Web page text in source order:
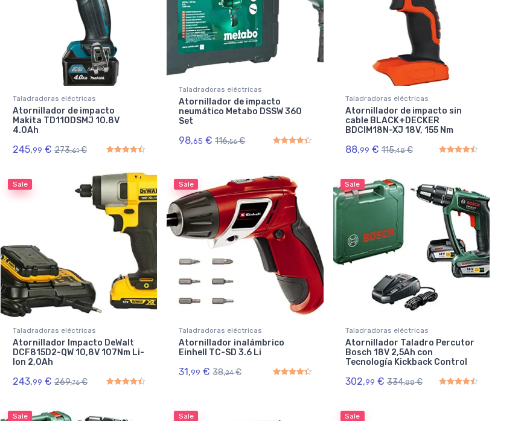
Taladradoras eléctricas
Atornillador de impacto
Makita TD110DSMJ 10.8V
4.0Ah
245,99 € 273,61 €
Taladradoras eléctricas
Atornillador de impacto
neumático Metabo DSSW 360
Set
98,65 € 116,56 €
Taladradoras eléctricas
Atornillador de impacto sin
cable BLACK+DECKER
BDCIM18N-XJ 18V, 155 Nm
88,99 € 115,48 €
Sale
Taladradoras eléctricas
Atornillador Impacto DeWalt
DCF815D2-QW 10,8V 107Nm Li-
Ion 2,0Ah
243,99 € 269,76 €
Sale
Taladradoras eléctricas
Atornillador inalámbrico
Einhell TC-SD 3.6 Li
31,99 € 38,24 €
Sale
Taladradoras eléctricas
Atornillador Taladro Percutor
Bosch 18V 2,5Ah con
Tecnología Kickback Control
302,99 € 334,88 €
Sale Sale Sale